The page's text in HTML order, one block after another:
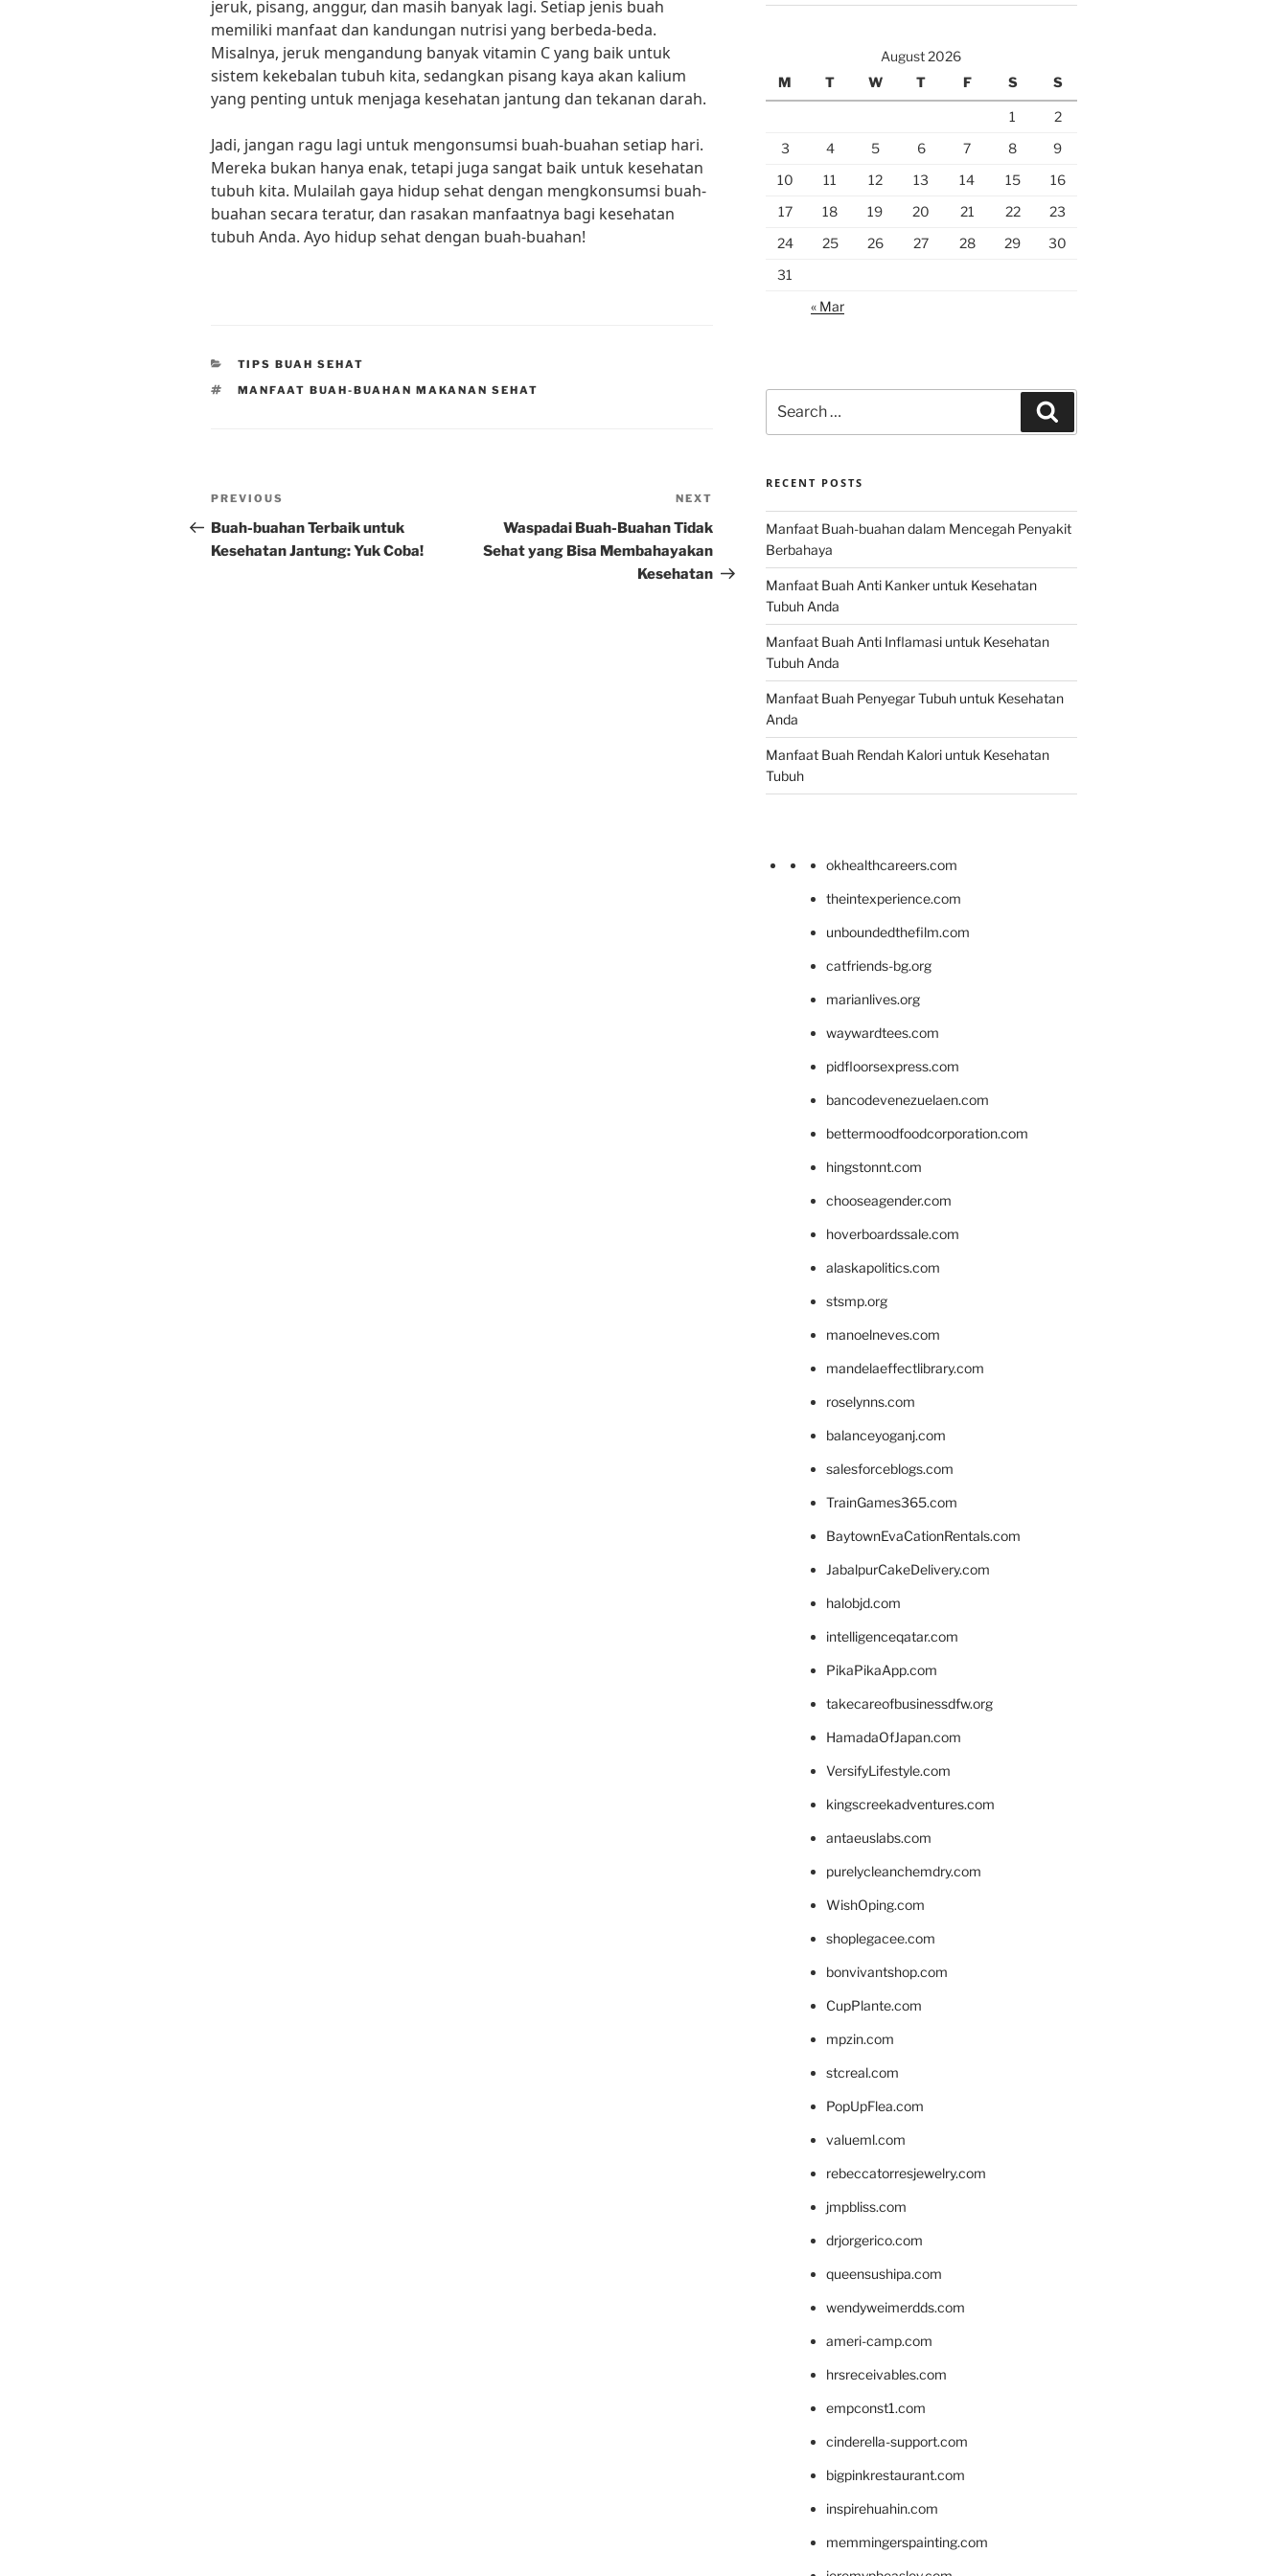
jeruk, pisang, anggur, dan masih banyak lagi. Setiap jenis buah
memiliki manfaat dan kandungan nutrisi yang berbeda-beda.
Misalnya, jeruk mengandung banyak vitamin C yang baik untuk
sistem kekebalan tubuh kita, sedangkan pisang kaya akan kalium
yang penting untuk menjaga kesehatan jantung dan tekanan darah.
Jadi, jangan ragu lagi untuk mengonsumsi buah-buahan setiap hari.
Mereka bukan hanya enak, tetapi juga sangat baik untuk kesehatan
tubuh kita. Mulailah gaya hidup sehat dengan mengkonsumsi buah-
buahan secara teratur, dan rasakan manfaatnya bagi kesehatan
tubuh Anda. Ayo hidup sehat dengan buah-buahan!
CATEGORIES
TIPS BUAH SEHAT
TAGS
MANFAAT BUAH-BUAHAN MAKANAN SEHAT
Post
navigation
Previous
Post
PREVIOUS
Buah-buahan Terbaik untuk
Kesehatan Jantung: Yuk Coba!
Post
NEXT
Waspadai Buah-Buahan Tidak
Sehat yang Bisa Membahayakan
Kesehatan
August 2026
M
T W T F S S
1
2
3
4 5 6 7 8
9
10
11 12 13 14 15
16
17
18 19 20 21 22
23
24
25 26 27 28 29
30
31
« Mar
for:
RECENT POSTS
Manfaat Buah-buahan dalam Mencegah Penyakit
Berbahaya
Manfaat Buah Anti Kanker untuk Kesehatan
Tubuh Anda
Manfaat Buah Anti Inflamasi untuk Kesehatan
Tubuh Anda
Manfaat Buah Penyegar Tubuh untuk Kesehatan
Anda
Manfaat Buah Rendah Kalori untuk Kesehatan
Tubuh
okhealthcareers.com
theintexperience.com
unboundedthefilm.com
catfriends-bg.org
marianlives.org
waywardtees.com
pidfloorsexpress.com
bancodevenezuelaen.com
bettermoodfoodcorporation.com
hingstonnt.com
chooseagender.com
hoverboardssale.com
alaskapolitics.com
stsmp.org
manoelneves.com
mandelaeffectlibrary.com
roselynns.com
balanceyoganj.com
salesforceblogs.com
TrainGames365.com
BaytownEvaCationRentals.com
JabalpurCakeDelivery.com
halobjd.com
intelligenceqatar.com
PikaPikaApp.com
takecareofbusinessdfw.org
HamadaOfJapan.com
VersifyLifestyle.com
kingscreekadventures.com
antaeuslabs.com
purelycleanchemdry.com
WishOping.com
shoplegacee.com
bonvivantshop.com
CupPlante.com
mpzin.com
stcreal.com
PopUpFlea.com
valueml.com
rebeccatorresjewelry.com
jmpbliss.com
drjorgerico.com
queensushipa.com
wendyweimerdds.com
ameri-camp.com
hrsreceivables.com
empconst1.com
cinderella-support.com
bigpinkrestaurant.com
inspirehuahin.com
memmingerspainting.com